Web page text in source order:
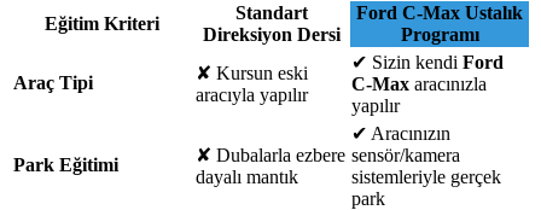
Eğitim Kriteri
Standart
Direksiyon Dersi
Ford C-Max Ustalık
Programı
Araç Tipi ✘ Kursun eski
aracıyla yapılır
✔ Sizin kendi Ford
C-Max aracınızla
yapılır
Park Eğitimi ✘ Dubalarla ezbere
dayalı mantık
✔ Aracınızın
sensör/kamera
sistemleriyle gerçek
park